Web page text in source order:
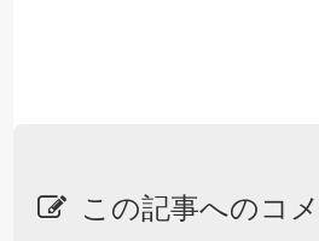
この記事へのコ